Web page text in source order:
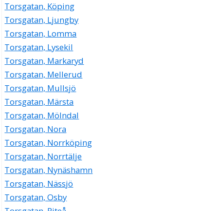
Torsgatan, Köping
Torsgatan, Ljungby
Torsgatan, Lomma
Torsgatan, Lysekil
Torsgatan, Markaryd
Torsgatan, Mellerud
Torsgatan, Mullsjö
Torsgatan, Märsta
Torsgatan, Mölndal
Torsgatan, Nora
Torsgatan, Norrköping
Torsgatan, Norrtälje
Torsgatan, Nynäshamn
Torsgatan, Nässjö
Torsgatan, Osby